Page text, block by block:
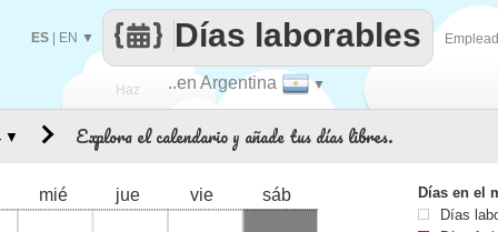
Haz ..en Argentina ▼
Días laborables
ES EN ▼
Explora el calendario y añade tus días libres.
mié jue vie sáb
▼
Días en el
Días